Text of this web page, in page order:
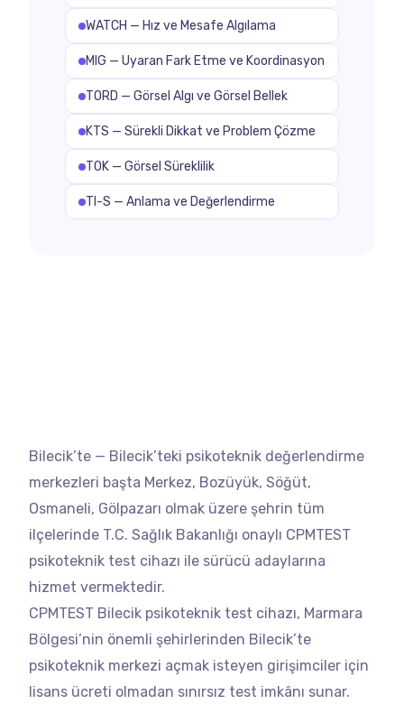
WATCH — Hız ve Mesafe Algılama
MIG — Uyaran Fark Etme ve Koordinasyon
TORD — Görsel Algı ve Görsel Bellek
KTS — Sürekli Dikkat ve Problem Çözme
TOK — Görsel Süreklilik
TI-S — Anlama ve Değerlendirme
Bilecik’te — Bilecik’teki psikoteknik değerlendirme
merkezleri başta Merkez, Bozüyük, Söğüt,
Osmaneli, Gölpazarı olmak üzere şehrin tüm
ilçelerinde T.C. Sağlık Bakanlığı onaylı CPMTEST
psikoteknik test cihazı ile sürücü adaylarına
hizmet vermektedir.
CPMTEST Bilecik psikoteknik test cihazı, Marmara
Bölgesi’nin önemli şehirlerinden Bilecik’te
psikoteknik merkezi açmak isteyen girişimciler için
lisans ücreti olmadan sınırsız test imkânı sunar.